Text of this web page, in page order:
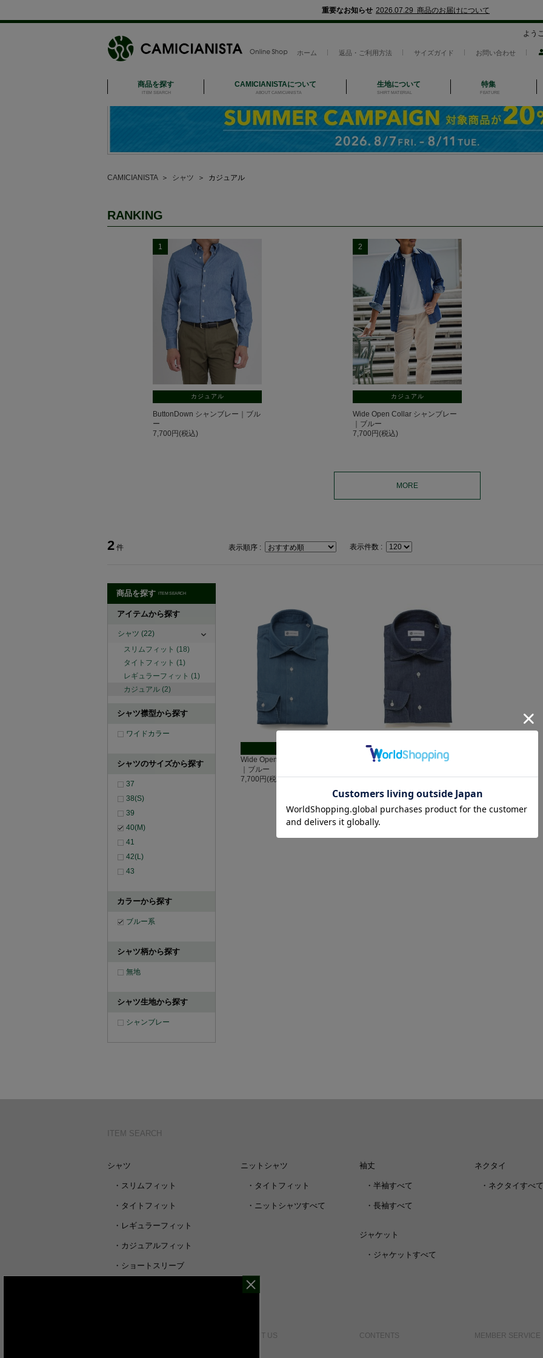
重要なお知らせ 2026.07.29 商品のお届けについて
よう
ホーム 返品・ご利用方法 サイズガイド お問い合わせ
商品を探す
ITEM SEARCH
CAMICIANISTAについて
ABOUT CAMICIANISTA
生地について
SHIRT MATERIAL
特集
FEATURE
CAMICIANISTA＞ シャツ ＞ カジュアル
RANKING
1
カジュアル
ButtonDown シャンブレー｜ブル
ー
7,700円(税込)
2
カジュアル
Wide Open Collar シャンブレー
｜ブルー
7,700円(税込)
MORE
2 件 表示順序 : 表示件数 :
商品を探す ITEM SEARCH
アイテムから探す
シャツ (22)
スリムフィット (18)
タイトフィット (1)
レギュラーフィット (1)
カジュアル (2)
シャツ襟型から探す
ワイドカラー
シャツのサイズから探す
37
38(S)
39
40(M)
41
42(L)
43
カラーから探す
ブルー系
シャツ柄から探す
無地
シャツ生地から探す
シャンブレー
Wide Open Collar シャンブレー
｜ブルー
7,700円(税込)
Wide Open Collar シャンブレー
7,700円(税込)
ITEM SEARCH
シャツ
・ スリムフィット
・ タイトフィット
・ レギュラーフィット
・ カジュアルフィット
・ ショートスリーブ
ニットシャツ
・ タイトフィット
・ ニットシャツすべて
袖丈
・ 半袖すべて
・ 長袖すべて
ジャケット
・ ジャケットすべて
ネクタイ
・ ネクタイすべて
ABOUT US CONTENTS MEMBER SERVICE